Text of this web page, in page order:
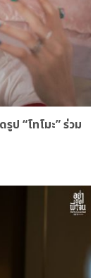
ป “โทโมะ” ร่วม